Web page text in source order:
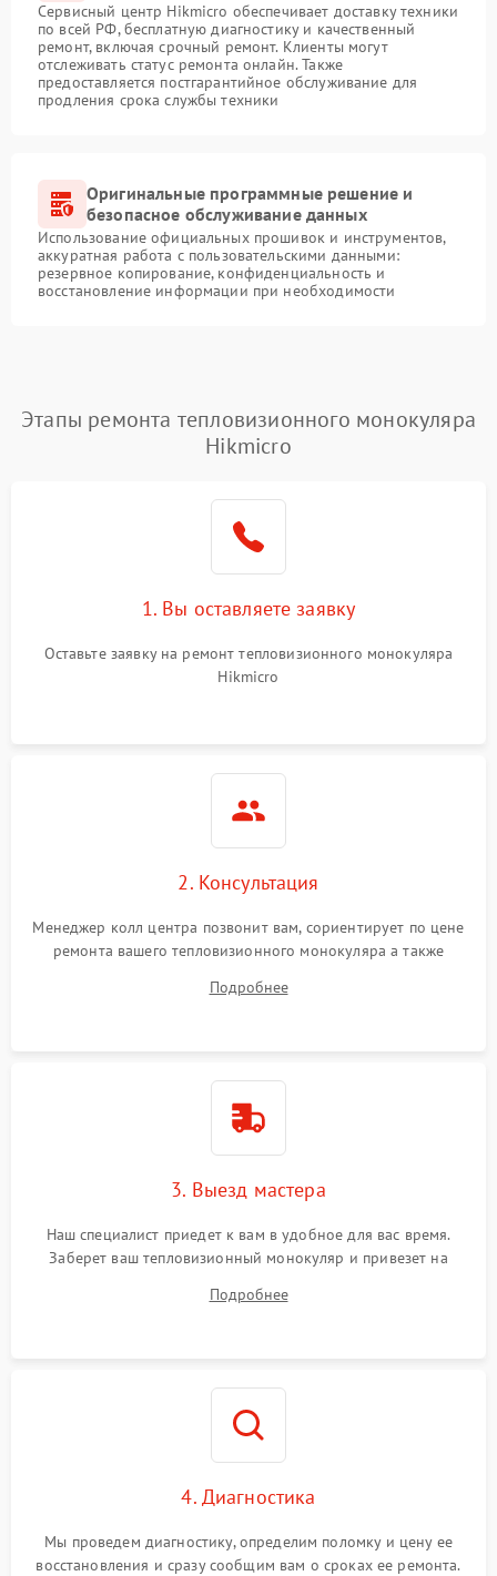
Сервисный центр Hikmicro обеспечивает доставку техники
по всей РФ, бесплатную диагностику и качественный
ремонт, включая срочный ремонт. Клиенты могут
отслеживать статус ремонта онлайн. Также
предоставляется постгарантийное обслуживание для
продления срока службы техники
Оригинальные программные решение и
безопасное обслуживание данных
Использование официальных прошивок и инструментов,
аккуратная работа с пользовательскими данными:
резервное копирование, конфиденциальность и
восстановление информации при необходимости
Этапы ремонта тепловизионного монокуляра
Hikmicro
1. Вы оставляете заявку
Оставьте заявку на ремонт тепловизионного монокуляра
Hikmicro
2. Консультация
Менеджер колл центра позвонит вам, сориентирует по цене
ремонта вашего тепловизионного монокуляра а также
Подробнее
3. Выезд мастера
Наш специалист приедет к вам в удобное для вас время.
Заберет ваш тепловизионный монокуляр и привезет на
Подробнее
4. Диагностика
Мы проведем диагностику, определим поломку и цену ее
восстановления и сразу сообщим вам о сроках ее ремонта.